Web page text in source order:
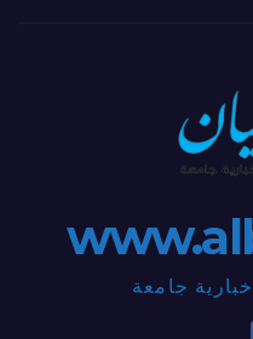
جامعة